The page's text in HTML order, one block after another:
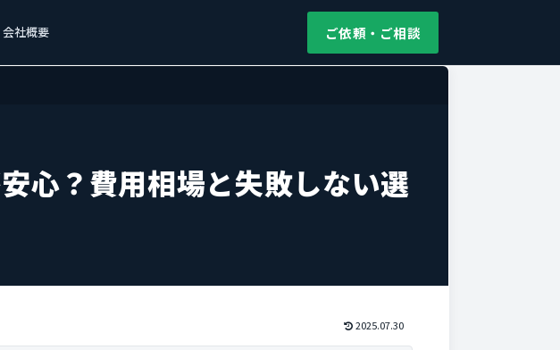
ご依頼・ご相談
会社概要
心？費用相場と失敗しない選
2025.07.30